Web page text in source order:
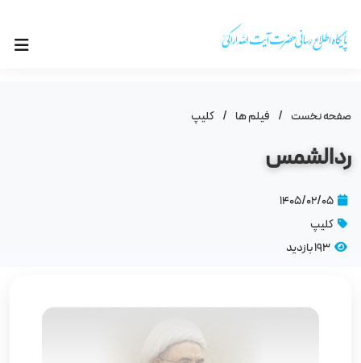
صفحه نخست / فیلم ها / کلیپ
ردالشمس
۱۴۰۵/۰۲/۰۵
کلیپ
193 بازدید